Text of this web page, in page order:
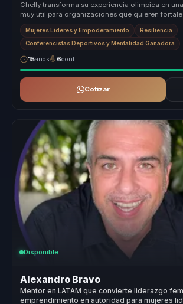
Chelly transforma su experiencia olimpica en
muy util para organizaciones que quieren
disciplina y...
Mujeres Líderes y Empoderamiento Resiliencia
Conferencistas Deportivos y Mentalidad Ganadora
15años 6conf.
Cotizar
Disponible
Alexandro Bravo
Mentor en LATAM que convierte liderazgo
emprendimiento en autoridad para mujeres